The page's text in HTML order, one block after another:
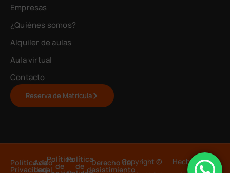
Empresas
¿Quiénes somos?
Alquiler de aulas
Aula virtual
Contacto
Reserva de Matrícula
Copyright ©
Hecho con 💙
Política de
Privacidad
Aviso
Legal
Política
de
Política
de Derecho de
desistimiento